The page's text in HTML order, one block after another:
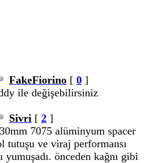
FakeFiorino [ 0 ]
ile değişebilirsiniz
Sivri [ 2 ]
7075 alüminyum spacer
tutuşu ve viraj performansı
yumuşadı. önceden kağnı gibi